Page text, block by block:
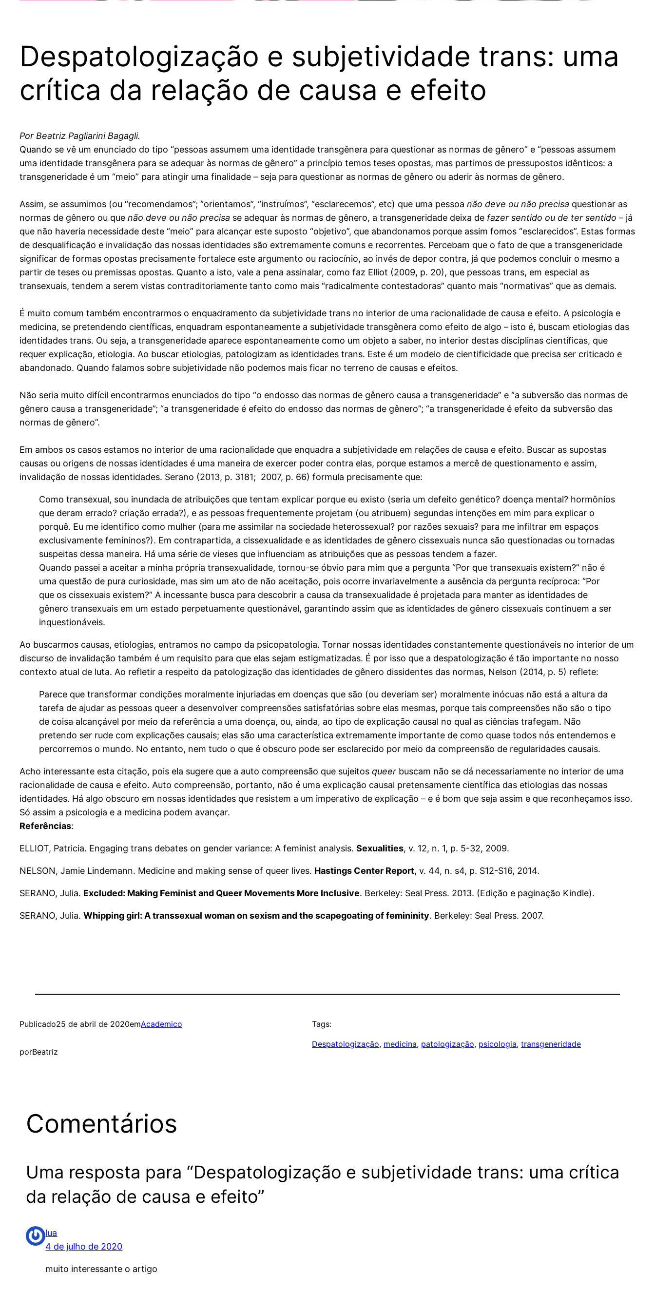
Despatologização e subjetividade trans: uma
crítica da relação de causa e efeito
Por Beatriz Pagliarini Bagagli.
Quando se vê um enunciado do tipo “pessoas assumem uma identidade transgênera para questionar as normas de gênero” e “pessoas assumem
uma identidade transgênera para se adequar às normas de gênero” a princípio temos teses opostas, mas partimos de pressupostos idênticos: a
transgeneridade é um “meio” para atingir uma finalidade – seja para questionar as normas de gênero ou aderir às normas de gênero.
Assim, se assumimos (ou “recomendamos”; “orientamos”, “instruímos”, “esclarecemos”, etc) que uma pessoa não deve ou não precisa questionar as
normas de gênero ou que não deve ou não precisa se adequar às normas de gênero, a transgeneridade deixa de fazer sentido ou de ter sentido – já
que não haveria necessidade deste “meio” para alcançar este suposto “objetivo”, que abandonamos porque assim fomos “esclarecidos”. Estas formas
de desqualificação e invalidação das nossas identidades são extremamente comuns e recorrentes. Percebam que o fato de que a transgeneridade
significar de formas opostas precisamente fortalece este argumento ou raciocínio, ao invés de depor contra, já que podemos concluir o mesmo a
partir de teses ou premissas opostas. Quanto a isto, vale a pena assinalar, como faz Elliot (2009, p. 20), que pessoas trans, em especial as
transexuais, tendem a serem vistas contraditoriamente tanto como mais “radicalmente contestadoras” quanto mais “normativas” que as demais.
É muito comum também encontrarmos o enquadramento da subjetividade trans no interior de uma racionalidade de causa e efeito. A psicologia e
medicina, se pretendendo científicas, enquadram espontaneamente a subjetividade transgênera como efeito de algo – isto é, buscam etiologias das
identidades trans. Ou seja, a transgeneridade aparece espontaneamente como um objeto a saber, no interior destas disciplinas científicas, que
requer explicação, etiologia. Ao buscar etiologias, patologizam as identidades trans. Este é um modelo de cientificidade que precisa ser criticado e
abandonado. Quando falamos sobre subjetividade não podemos mais ficar no terreno de causas e efeitos.
Não seria muito difícil encontrarmos enunciados do tipo “o endosso das normas de gênero causa a transgeneridade” e “a subversão das normas de
gênero causa a transgeneridade”; “a transgeneridade é efeito do endosso das normas de gênero”; “a transgeneridade é efeito da subversão das
normas de gênero”.
Em ambos os casos estamos no interior de uma racionalidade que enquadra a subjetividade em relações de causa e efeito. Buscar as supostas
causas ou origens de nossas identidades é uma maneira de exercer poder contra elas, porque estamos a mercê de questionamento e assim,
invalidação de nossas identidades. Serano (2013, p. 3181; 2007, p. 66) formula precisamente que:
Como transexual, sou inundada de atribuições que tentam explicar porque eu existo (seria um defeito genético? doença mental? hormônios
que deram errado? criação errada?), e as pessoas frequentemente projetam (ou atribuem) segundas intenções em mim para explicar o
porquê. Eu me identifico como mulher (para me assimilar na sociedade heterossexual? por razões sexuais? para me infiltrar em espaços
exclusivamente femininos?). Em contrapartida, a cissexualidade e as identidades de gênero cissexuais nunca são questionadas ou tornadas
suspeitas dessa maneira. Há uma série de vieses que influenciam as atribuições que as pessoas tendem a fazer.
Quando passei a aceitar a minha própria transexualidade, tornou-se óbvio para mim que a pergunta “Por que transexuais existem?” não é
uma questão de pura curiosidade, mas sim um ato de não aceitação, pois ocorre invariavelmente a ausência da pergunta recíproca: “Por
que os cissexuais existem?” A incessante busca para descobrir a causa da transexualidade é projetada para manter as identidades de
gênero transexuais em um estado perpetuamente questionável, garantindo assim que as identidades de gênero cissexuais continuem a ser
inquestionáveis.
Ao buscarmos causas, etiologias, entramos no campo da psicopatologia. Tornar nossas identidades constantemente questionáveis no interior de um
discurso de invalidação também é um requisito para que elas sejam estigmatizadas. É por isso que a despatologização é tão importante no nosso
contexto atual de luta. Ao refletir a respeito da patologização das identidades de gênero dissidentes das normas, Nelson (2014, p. 5) reflete:
Parece que transformar condições moralmente injuriadas em doenças que são (ou deveriam ser) moralmente inócuas não está a altura da
tarefa de ajudar as pessoas queer a desenvolver compreensões satisfatórias sobre elas mesmas, porque tais compreensões não são o tipo
de coisa alcançável por meio da referência a uma doença, ou, ainda, ao tipo de explicação causal no qual as ciências trafegam. Não
pretendo ser rude com explicações causais; elas são uma característica extremamente importante de como quase todos nós entendemos e
percorremos o mundo. No entanto, nem tudo o que é obscuro pode ser esclarecido por meio da compreensão de regularidades causais.
Acho interessante esta citação, pois ela sugere que a auto compreensão que sujeitos queer buscam não se dá necessariamente no interior de uma
racionalidade de causa e efeito. Auto compreensão, portanto, não é uma explicação causal pretensamente científica das etiologias das nossas
identidades. Há algo obscuro em nossas identidades que resistem a um imperativo de explicação – e é bom que seja assim e que reconheçamos isso.
Só assim a psicologia e a medicina podem avançar.
Referências:
ELLIOT, Patricia. Engaging trans debates on gender variance: A feminist analysis. Sexualities, v. 12, n. 1, p. 5-32, 2009.
NELSON, Jamie Lindemann. Medicine and making sense of queer lives. Hastings Center Report, v. 44, n. s4, p. S12-S16, 2014.
SERANO, Julia. Excluded: Making Feminist and Queer Movements More Inclusive. Berkeley: Seal Press. 2013. (Edição e paginação Kindle).
SERANO, Julia. Whipping girl: A transsexual woman on sexism and the scapegoating of femininity. Berkeley: Seal Press. 2007.
Publicado25 de abril de 2020emAcademico
porBeatriz
Tags:
Despatologização, medicina, patologização, psicologia, transgeneridade
Comentários
Uma resposta para “Despatologização e subjetividade trans: uma crítica
da relação de causa e efeito”
lua
4 de julho de 2020
muito interessante o artigo